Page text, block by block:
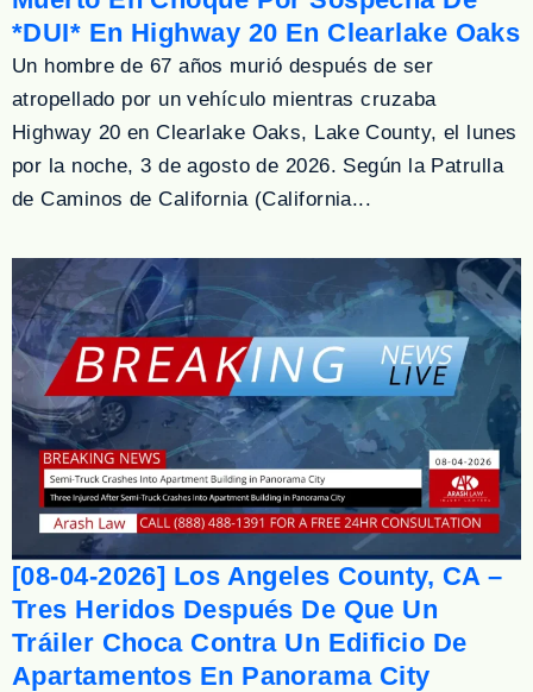
*DUI* En Highway 20 En Clearlake Oaks
Un hombre de 67 años murió después de ser
atropellado por un vehículo mientras cruzaba
Highway 20 en Clearlake Oaks, Lake County, el lunes
por la noche, 3 de agosto de 2026. Según la Patrulla
de Caminos de California (California...
[08-04-2026] Los Angeles County, CA –
Tres Heridos Después De Que Un
Tráiler Choca Contra Un Edificio De
Apartamentos En Panorama City